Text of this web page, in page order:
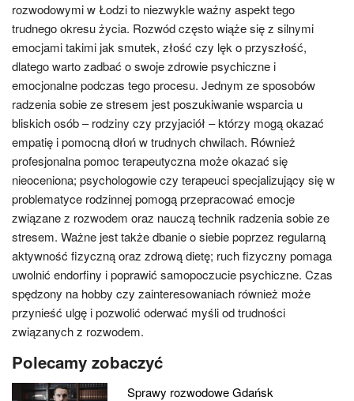
rozwodowymi w Łodzi to niezwykle ważny aspekt tego
trudnego okresu życia. Rozwód często wiąże się z silnymi
emocjami takimi jak smutek, złość czy lęk o przyszłość,
dlatego warto zadbać o swoje zdrowie psychiczne i
emocjonalne podczas tego procesu. Jednym ze sposobów
radzenia sobie ze stresem jest poszukiwanie wsparcia u
bliskich osób – rodziny czy przyjaciół – którzy mogą okazać
empatię i pomocną dłoń w trudnych chwilach. Również
profesjonalna pomoc terapeutyczna może okazać się
nieoceniona; psychologowie czy terapeuci specjalizujący się w
problematyce rodzinnej pomogą przepracować emocje
związane z rozwodem oraz nauczą technik radzenia sobie ze
stresem. Ważne jest także dbanie o siebie poprzez regularną
aktywność fizyczną oraz zdrową dietę; ruch fizyczny pomaga
uwolnić endorfiny i poprawić samopoczucie psychiczne. Czas
spędzony na hobby czy zainteresowaniach również może
przynieść ulgę i pozwolić oderwać myśli od trudności
związanych z rozwodem.
Polecamy zobaczyć
Sprawy rozwodowe Gdańsk